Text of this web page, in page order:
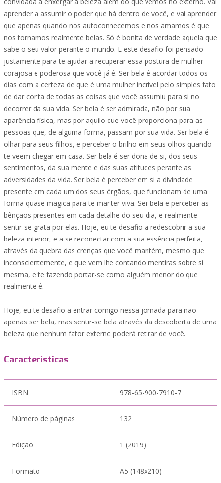
aprender a assumir o poder que há dentro de você, e vai aprender
que apenas quando nos autoconhecemos e nos amamos é que
nos tornamos realmente belas. Só é bonita de verdade aquela que
sabe o seu valor perante o mundo. E este desafio foi pensado
justamente para te ajudar a recuperar essa postura de mulher
corajosa e poderosa que você já é. Ser bela é acordar todos os
dias com a certeza de que é uma mulher incrível pelo simples fato
de dar conta de todas as coisas que você assumiu para si no
decorrer da sua vida. Ser bela é ser admirada, não por sua
aparência física, mas por aquilo que você proporciona para as
pessoas que, de alguma forma, passam por sua vida. Ser bela é
olhar para seus filhos, e perceber o brilho em seus olhos quando
te veem chegar em casa. Ser bela é ser dona de si, dos seus
sentimentos, da sua mente e das suas atitudes perante as
adversidades da vida. Ser bela é perceber em si a divindade
presente em cada um dos seus órgãos, que funcionam de uma
forma quase mágica para te manter viva. Ser bela é perceber as
bênçãos presentes em cada detalhe do seu dia, e realmente
sentir-se grata por elas. Hoje, eu te desafio a redescobrir a sua
beleza interior, e a se reconectar com a sua essência perfeita,
através da quebra das crenças que você mantém, mesmo que
inconscientemente, e que vem lhe contando mentiras sobre si
mesma, e te fazendo portar-se como alguém menor do que
realmente é.
Hoje, eu te desafio a entrar comigo nessa jornada para não
apenas ser bela, mas sentir-se bela através da descoberta de uma
beleza que nenhum fator externo poderá retirar de você.
Características
ISBN 978-65-900-7910-7
Número de páginas 132
Edição 1 (2019)
Formato A5 (148x210)